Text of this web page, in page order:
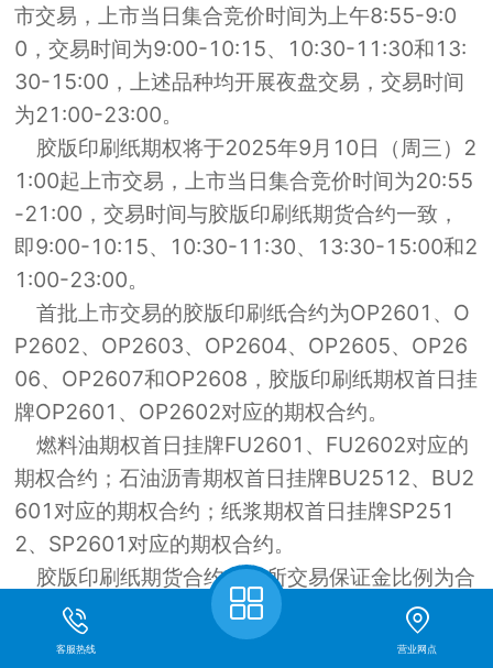
关于公司
市交易，上市当日集合竞价时间为上午8:55-9:0
0，交易时间为9:00-10:15、10:30-11:30和13:
30-15:00，上述品种均开展夜盘交易，交易时间
为21:00-23:00。
胶版印刷纸期权将于2025年9月10日（周三）2
1:00起上市交易，上市当日集合竞价时间为20:55
-21:00，交易时间与胶版印刷纸期货合约一致，
即9:00-10:15、10:30-11:30、13:30-15:00和2
1:00-23:00。
首批上市交易的胶版印刷纸合约为OP2601、O
P2602、OP2603、OP2604、OP2605、OP26
06、OP2607和OP2608，胶版印刷纸期权首日挂
牌OP2601、OP2602对应的期权合约。
燃料油期权首日挂牌FU2601、FU2602对应的
期权合约；石油沥青期权首日挂牌BU2512、BU2
601对应的期权合约；纸浆期权首日挂牌SP251
2、SP2601对应的期权合约。
胶版印刷纸期货合约交易所交易保证金比例为合
约价值的8%，涨跌停板幅度为6%（首日为挂牌基
准价的12%），公司交易保证金水平为合约价值的
客服热线 营业网点